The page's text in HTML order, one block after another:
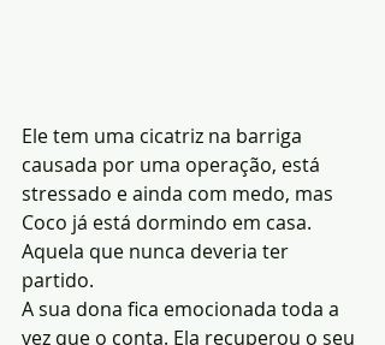
Ele tem uma cicatriz na barriga
causada por uma operação, está
stressado e ainda com medo, mas
Coco já está dormindo em casa.
Aquela que nunca deveria ter
partido.
A sua dona fica emocionada toda a
vez que o conta. Ela recuperou o seu